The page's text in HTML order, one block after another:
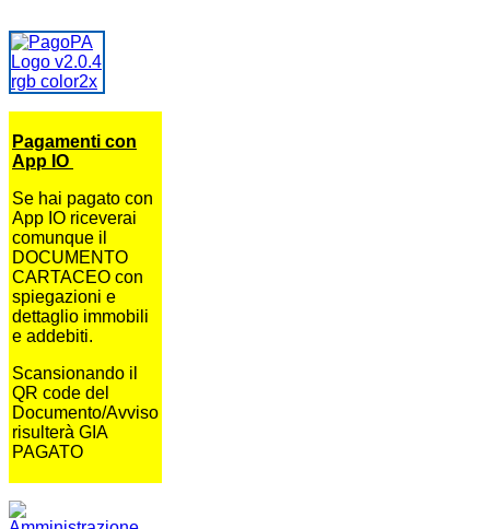
Pagamenti con
App IO
Se hai pagato con
App IO riceverai
comunque il
DOCUMENTO
CARTACEO con
spiegazioni e
dettaglio immobili
e addebiti.
Scansionando il
QR code del
Documento/Avviso
risulterà GIA
PAGATO